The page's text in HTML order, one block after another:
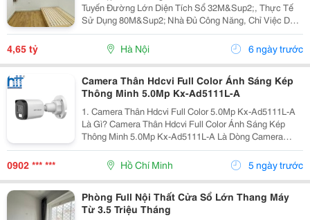
Tuyến Đường Lớn Diện Tích Sổ 32M&Sup2;, Thực Tế
Sử Dụng 80M&Sup2; Nhà Đủ Công Năng, Chỉ Việc Dọn
Về Ở Ưu Điểm: &Bull; Lô Góc 2 Mặt Thoáng, Nhiều Ánh
Sáng Tự Nhiên &Bull; Đường Rộng, Ô Tô Đỗ...
4,65 tỷ Hà Nội 6 ngày trước
Camera Thân Hdcvi Full Color Ánh Sáng Kép
Thông Minh 5.0Mp Kx-Ad5111L-A
1. Camera Thân Hdcvi Full Color 5.0Mp Kx-Ad5111L-A
Là Gì? Camera Thân Hdcvi Full Color Ánh Sáng Kép
Thông Minh 5.0Mp Kx-Ad5111L-A Là Dòng Camera
Quan Sát Thế Hệ Mới Sử Dụng Công Nghệ Hdcvi Tiên
Tiến, Cho Phép Truyền Tải Hình Ảnh Độ Phân Giải Cao...
0902 *** *** Hồ Chí Minh 5 ngày trước
Phòng Full Nội Thất Cửa Sổ Lớn Thang Máy
Từ 3.5 Triệu Tháng